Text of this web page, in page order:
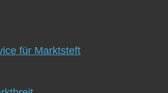
für Marktsteft